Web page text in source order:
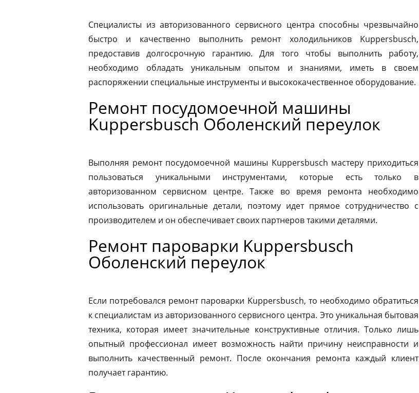
Специалисты из авторизованного сервисного центра способны чрезвычайно
быстро и качественно выполнить ремонт холодильников Kuppersbusch,
предоставив долгосрочную гарантию. Для того чтобы выполнить работу,
необходимо обладать уникальным опытом и знаниями, иметь в своем
распоряжении специальные инструменты и высококачественное оборудование.
Ремонт посудомоечной машины
Kuppersbusch Оболенский переулок
Выполняя ремонт посудомоечной машины Kuppersbusch мастеру приходиться
пользоваться уникальными инструментами, которые есть только в
авторизованном сервисном центре. Также во время ремонта необходимо
использовать оригинальные детали, поэтому идет прямое сотрудничество с
производителем и он обеспечивает своих партнеров такими деталями.
Ремонт пароварки Kuppersbusch
Оболенский переулок
Если потребовался ремонт пароварки Kuppersbusch, то необходимо обратиться
к специалистам из авторизованного сервисного центра. Это уникальная бытовая
техника, которая имеет значительные конструктивные отличия. Только лишь
опытный профессионал имеет возможность найти причину неисправности и
выполнить качественный ремонт. После окончания ремонта каждый клиент
получает гарантию.